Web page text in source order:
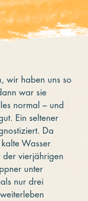
wir haben uns so
war sie
normal – und
Ein seltener
Da
Wasser
der vierjährigen
unter
nur drei